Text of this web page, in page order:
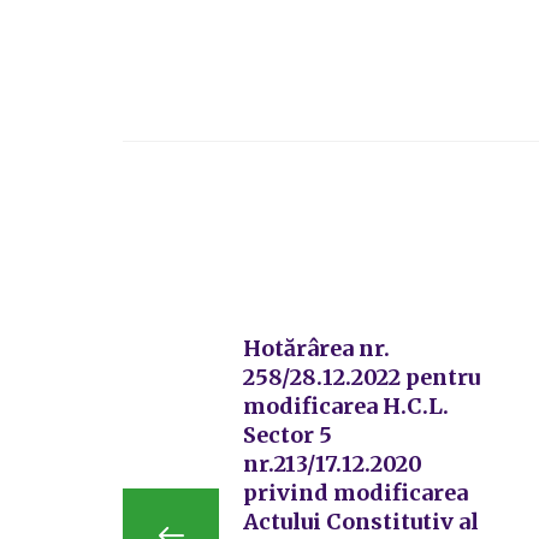
Hotărârea nr.
258/28.12.2022 pentru
modificarea H.C.L.
Sector 5
nr.213/17.12.2020
privind modificarea
Actului Constitutiv al